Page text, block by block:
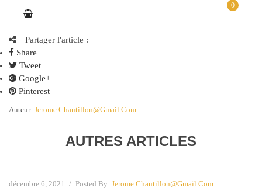
0
Partager l'article :
Share
Tweet
Google+
Pinterest
Auteur :Jerome.chantillon@gmail.com
AUTRES ARTICLES
décembre 6, 2021 / Posted By: Jerome.chantillon@gmail.com